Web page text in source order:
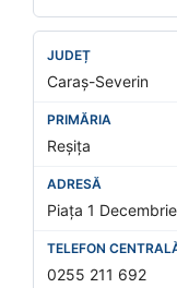
Caraș-Severin
Reșița
Piața 1
0255 211 692